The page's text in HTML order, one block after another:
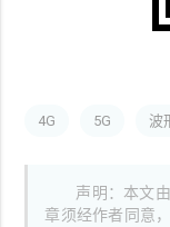
4G 5G 波
声明：本文
章须经作者同意